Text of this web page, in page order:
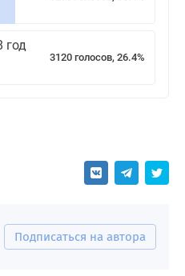
год
3120 голосов, 26.4%
Подписаться на автора